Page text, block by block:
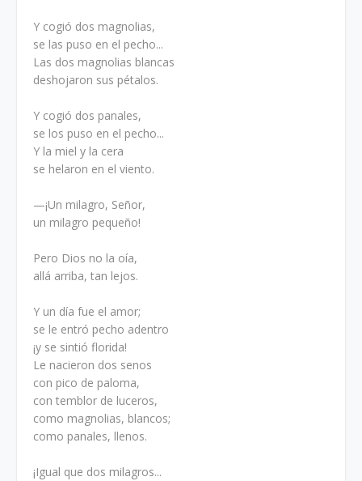
Y cogió dos magnolias,
se las puso en el pecho...
Las dos magnolias blancas
deshojaron sus pétalos.
Y cogió dos panales,
se los puso en el pecho...
Y la miel y la cera
se helaron en el viento.
—¡Un milagro, Señor,
un milagro pequeño!
Pero Dios no la oía,
allá arriba, tan lejos.
Y un día fue el amor;
se le entró pecho adentro
¡y se sintió florida!
Le nacieron dos senos
con pico de paloma,
con temblor de luceros,
como magnolias, blancos;
como panales, llenos.
¡Igual que dos milagros...